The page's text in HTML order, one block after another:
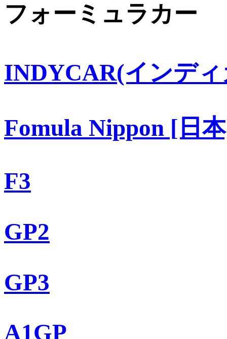
フォーミュラカー
INDYCAR(インデ
Fomula Nippon [日
F3
GP2
GP3
A1GP